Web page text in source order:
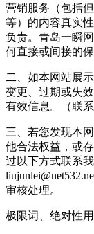
营销服务（包括
等）的内容真实
负责。青岛一瞬
何直接或间接的保
二、如本网站展
变更、过期或失
有效信息。（联
三、若您发现本
他合法权益，或
过以下方式联系
审核处理。
极限词、绝对性